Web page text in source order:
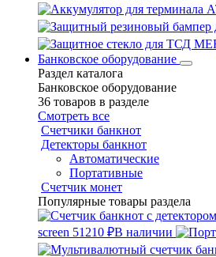
Банковское оборудование
Раздел каталога
Банковское оборудование
36 товаров в разделе
Смотреть все
Счетчики банкнот
Детекторы банкнот
Автоматические
Портативные
Счетчик монет
Популярные товары раздела
screen 51210 ₽В наличии